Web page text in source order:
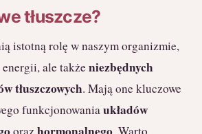
tłuszcze?
istotną rolę w naszym organizmie,
ale takżeniezbędnych
tłuszczowych. Mają one kluczowe
funkcjonowaniaukładów